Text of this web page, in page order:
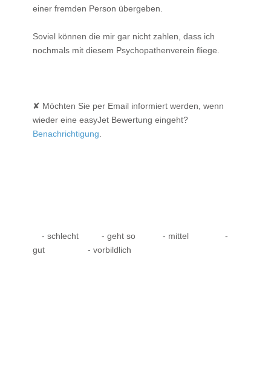
einer fremden Person übergeben.
Soviel können die mir gar nicht zahlen, dass ich
nochmals mit diesem Psychopathenverein fliege.
✘ Möchten Sie per Email informiert werden, wenn
wieder eine easyJet Bewertung eingeht?
Benachrichtigung
- schlecht - geht so - mittel
-
gut
- vorbildlich